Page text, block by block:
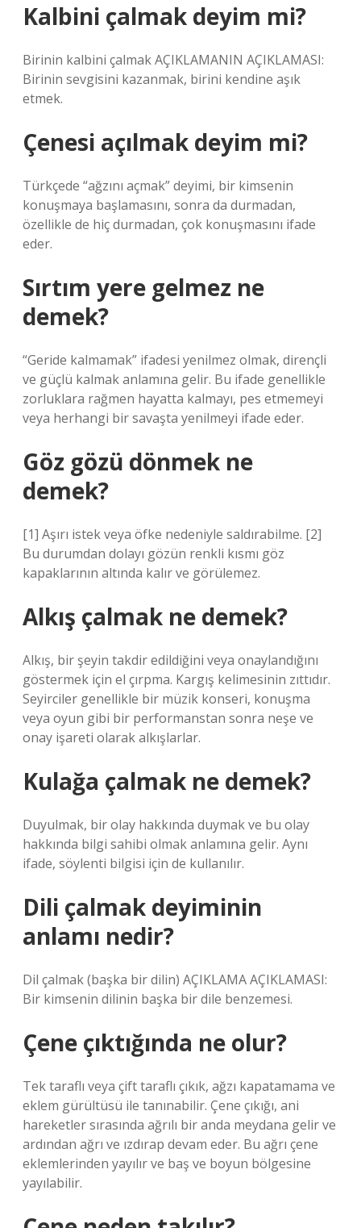
Kalbini çalmak deyim mi?
Birinin kalbini çalmak AÇIKLAMANIN AÇIKLAMASI:
Birinin sevgisini kazanmak, birini kendine aşık
etmek.
Çenesi açılmak deyim mi?
Türkçede “ağzını açmak” deyimi, bir kimsenin
konuşmaya başlamasını, sonra da durmadan,
özellikle de hiç durmadan, çok konuşmasını ifade
eder.
Sırtım yere gelmez ne
demek?
“Geride kalmamak” ifadesi yenilmez olmak, dirençli
ve güçlü kalmak anlamına gelir. Bu ifade genellikle
zorluklara rağmen hayatta kalmayı, pes etmemeyi
veya herhangi bir savaşta yenilmeyi ifade eder.
Göz gözü dönmek ne
demek?
[1] Aşırı istek veya öfke nedeniyle saldırabilme. [2]
Bu durumdan dolayı gözün renkli kısmı göz
kapaklarının altında kalır ve görülemez.
Alkış çalmak ne demek?
Alkış, bir şeyin takdir edildiğini veya onaylandığını
göstermek için el çırpma. Kargış kelimesinin zıttıdır.
Seyirciler genellikle bir müzik konseri, konuşma
veya oyun gibi bir performanstan sonra neşe ve
onay işareti olarak alkışlarlar.
Kulağa çalmak ne demek?
Duyulmak, bir olay hakkında duymak ve bu olay
hakkında bilgi sahibi olmak anlamına gelir. Aynı
ifade, söylenti bilgisi için de kullanılır.
Dili çalmak deyiminin
anlamı nedir?
Dil çalmak (başka bir dilin) ​​AÇIKLAMA AÇIKLAMASI:
Bir kimsenin dilinin başka bir dile benzemesi.
Çene çıktığında ne olur?
Tek taraflı veya çift taraflı çıkık, ağzı kapatamama ve
eklem gürültüsü ile tanınabilir. Çene çıkığı, ani
hareketler sırasında ağrılı bir anda meydana gelir ve
ardından ağrı ve ızdırap devam eder. Bu ağrı çene
eklemlerinden yayılır ve baş ve boyun bölgesine
yayılabilir.